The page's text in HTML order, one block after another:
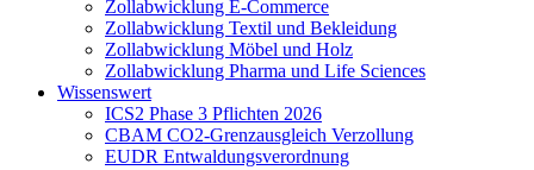
Zollabwicklung E-Commerce
Zollabwicklung Textil und Bekleidung
Zollabwicklung Möbel und Holz
Zollabwicklung Pharma und Life Sciences
Wissenswert
ICS2 Phase 3 Pflichten 2026
CBAM CO2-Grenzausgleich Verzollung
EUDR Entwaldungsverordnung